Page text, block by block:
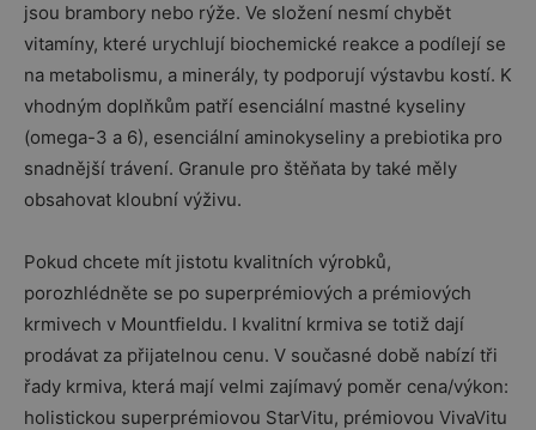
jsou brambory nebo rýže. Ve složení nesmí chybět
vitamíny, které urychlují biochemické reakce a podílejí se
na metabolismu, a minerály, ty podporují výstavbu kostí. K
vhodným doplňkům patří esenciální mastné kyseliny
(omega-3 a 6), esenciální aminokyseliny a prebiotika pro
snadnější trávení. Granule pro štěňata by také měly
obsahovat kloubní výživu.
Pokud chcete mít jistotu kvalitních výrobků,
porozhlédněte se po superprémiových a prémiových
krmivech v Mountfieldu. I kvalitní krmiva se totiž dají
prodávat za přijatelnou cenu. V současné době nabízí tři
řady krmiva, která mají velmi zajímavý poměr cena/výkon:
holistickou superprémiovou StarVitu, prémiovou VivaVitu